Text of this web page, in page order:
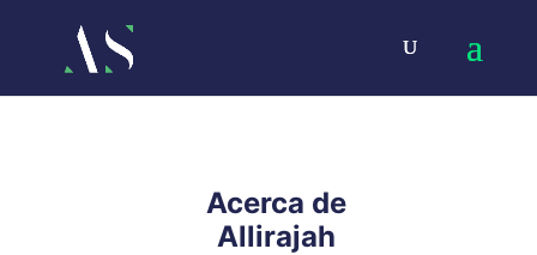
Acerca de
Allirajah